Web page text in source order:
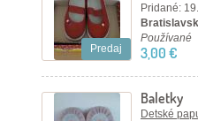
Predaj
Pridané:
Používané
3,00 €
Baletky
Detské